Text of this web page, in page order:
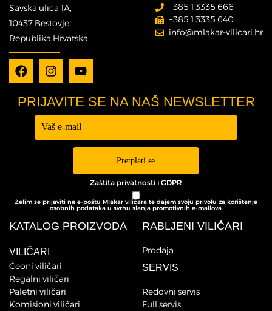
Savska ulica 1A,
10437 Bestovje,
Republika Hrvatska
+385 1 3335 666
+385 1 3335 640
info@mlakar-vilicari.hr
PRIJAVITE SE NA NAŠ NEWSLETTER
Prijava -
Pretplati se
Zaštita privatnosti i GDPR
Želim se prijaviti na e-poštu Mlakar viličara te dajem svoju privolu za korištenje
osobnih podataka u svrhu slanja promotivnih e-mailova
KATALOG PROIZVODA
VILIČARI
Čeoni viličari
Regalni viličari
Paletni viličari
Komisioni viličari
RABLJENI VILIČARI
Prodaja
SERVIS
Redovni servis
Full servis